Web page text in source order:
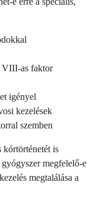
VIII-as faktor
igényel
kezelések
szemben
kórtörténetét is
megfelelő-e
megtalálása a